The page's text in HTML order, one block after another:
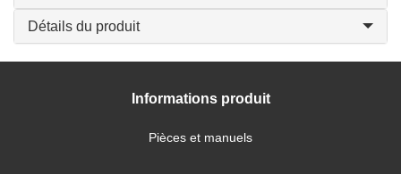
Détails du produit
Informations produit
Pièces et manuels